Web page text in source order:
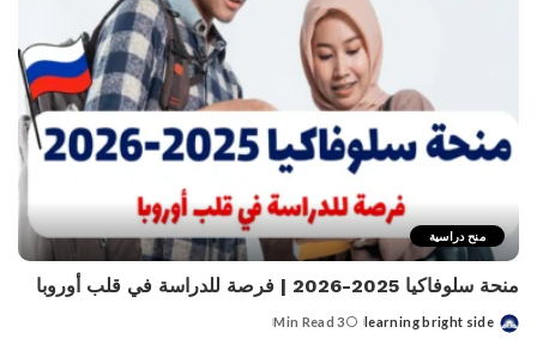
منح دراسية
منحة سلوفاكيا 2025-2026 | فرصة للدراسة في قلب أوروبا
Posted
learning bright side
3 Min Read